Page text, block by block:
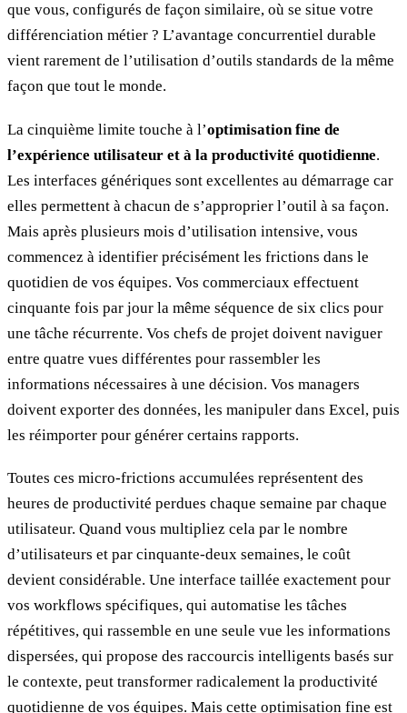
que vous, configurés de façon similaire, où se situe votre
différenciation métier ? L’avantage concurrentiel durable
vient rarement de l’utilisation d’outils standards de la même
façon que tout le monde.
La cinquième limite touche à l’optimisation fine de
l’expérience utilisateur et à la productivité quotidienne.
Les interfaces génériques sont excellentes au démarrage car
elles permettent à chacun de s’approprier l’outil à sa façon.
Mais après plusieurs mois d’utilisation intensive, vous
commencez à identifier précisément les frictions dans le
quotidien de vos équipes. Vos commerciaux effectuent
cinquante fois par jour la même séquence de six clics pour
une tâche récurrente. Vos chefs de projet doivent naviguer
entre quatre vues différentes pour rassembler les
informations nécessaires à une décision. Vos managers
doivent exporter des données, les manipuler dans Excel, puis
les réimporter pour générer certains rapports.
Toutes ces micro-frictions accumulées représentent des
heures de productivité perdues chaque semaine par chaque
utilisateur. Quand vous multipliez cela par le nombre
d’utilisateurs et par cinquante-deux semaines, le coût
devient considérable. Une interface taillée exactement pour
vos workflows spécifiques, qui automatise les tâches
répétitives, qui rassemble en une seule vue les informations
dispersées, qui propose des raccourcis intelligents basés sur
le contexte, peut transformer radicalement la productivité
quotidienne de vos équipes. Mais cette optimisation fine est